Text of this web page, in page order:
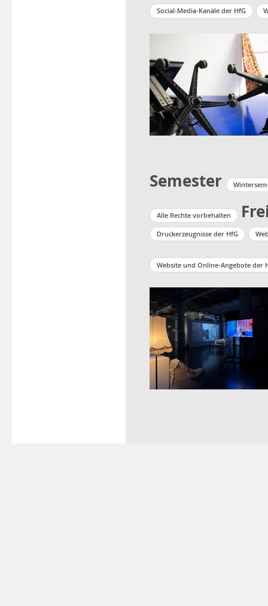
Social-Media-Kanäle der HfG
Semester
Alle Rechte vorbehalten
Druckerzeugnisse der HfG
Website und Online-Angebote der